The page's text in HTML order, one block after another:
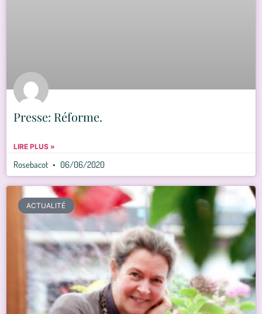
Presse: Réforme.
LIRE PLUS »
Rosebacot 06/06/2020
ACTUALITÉ